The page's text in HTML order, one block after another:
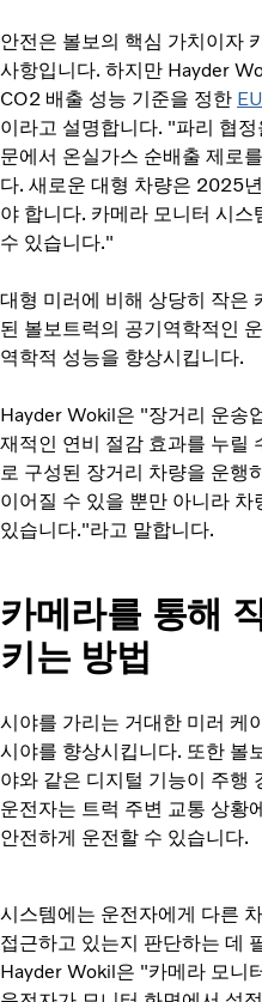
안전은 볼보의 핵심 가치이자
사항입니다. 하지만 Hayder
CO2 배출 성능 기준을 정한
이라고 설명합니다. "파리 협
문에서 온실가스 순배출 제로
다. 새로운 대형 차량은 2025
야 합니다. 카메라 모니터 시
수 있습니다."
대형 미러에 비해 상당히 작은
된 볼보트럭의 공기역학적인
역학적 성능을 향상시킵니다.
Hayder Wokil은 "장거리 운송
재적인 연비 절감 효과를 누릴
로 구성된 장거리 차량을 운행
이어질 수 있을 뿐만 아니라
있습니다."라고 말합니다.
카메라를 통해
키는 방법
시야를 가리는 거대한 미러 케
시야를 향상시킵니다. 또한 볼
야와 같은 디지털 기능이 주행
운전자는 트럭 주변 교통 상황
안전하게 운전할 수 있습니다.
시스템에는 운전자에게 다른
접근하고 있는지 판단하는 데
Hayder Wokil은 "카메라 모니